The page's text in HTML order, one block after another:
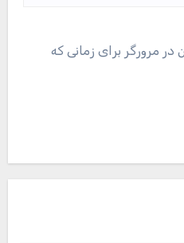
در مرورگر برای زمانی که